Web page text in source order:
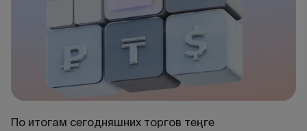
По итогам сегодняшних торгов теңге